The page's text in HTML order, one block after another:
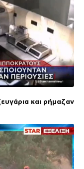
και ρήμαζαν